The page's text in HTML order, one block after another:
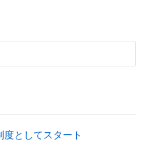
としてスタート